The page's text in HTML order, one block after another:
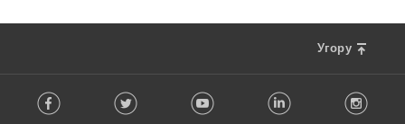
Угору
o Facebook Twitter Youtube LinkedIn